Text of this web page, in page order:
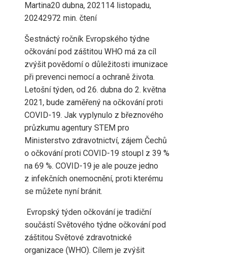
Martina20 dubna, 2021 14 listopadu,
20242972 min. čtení
Šestnáctý ročník Evropského týdne
očkování pod záštitou WHO má za cíl
zvýšit povědomí o důležitosti imunizace
při prevenci nemocí a ochraně života.
Letošní týden, od 26. dubna do 2. května
2021, bude zaměřený na očkování proti
COVID-19. Jak vyplynulo z březnového
průzkumu agentury STEM pro
Ministerstvo zdravotnictví, zájem Čechů
o očkování proti COVID-19 stoupl z 39 %
na 69 %. COVID-19 je ale pouze jedno
z infekčních onemocnění, proti kterému
se můžete nyní bránit.
Evropský týden očkování je tradiční
součástí Světového týdne očkování pod
záštitou Světové zdravotnické
organizace (WHO). Cílem je zvýšit